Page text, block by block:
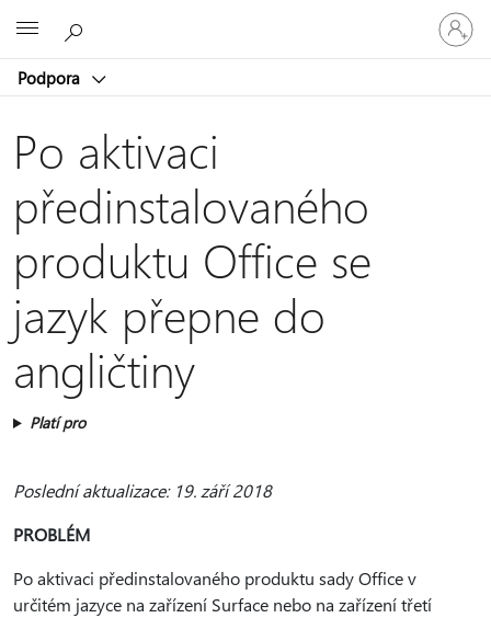
Podpora
Přihlaste
se
ke
účtu
Po aktivaci
předinstalovaného
produktu Office se
jazyk přepne do
angličtiny
Platí pro
Poslední aktualizace: 19. září 2018
PROBLÉM
Po aktivaci předinstalovaného produktu sady Office v
určitém jazyce na zařízení Surface nebo na zařízení třetí